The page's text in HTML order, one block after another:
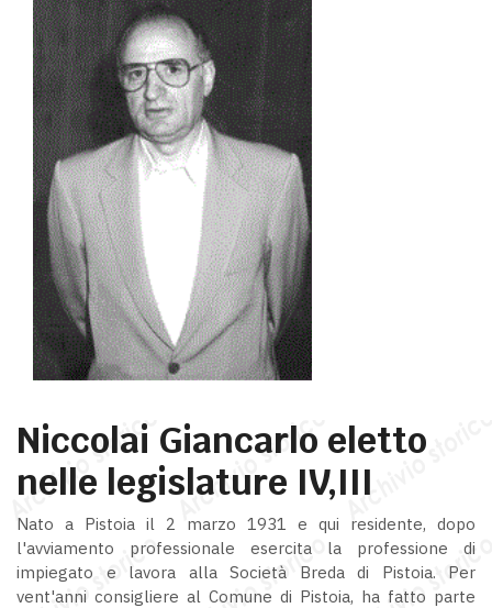
Niccolai Giancarlo eletto
nelle legislature IV,III
Nato a Pistoia il 2 marzo 1931 e qui residente, dopo
l'avviamento professionale esercita la professione di
impiegato e lavora alla Società Breda di Pistoia. Per
vent'anni consigliere al Comune di Pistoia, ha fatto parte